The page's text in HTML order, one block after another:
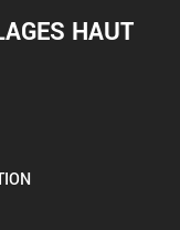
la
besoins de
en savoir
HAUT